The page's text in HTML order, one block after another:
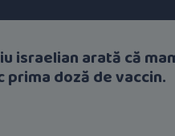
israelian arată că
prima doză de vaccin.